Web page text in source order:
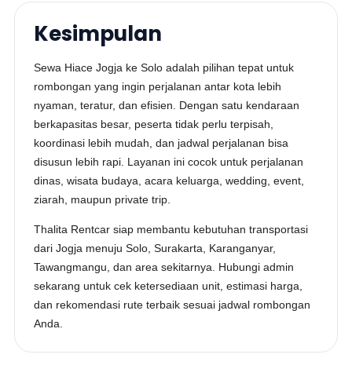
Kesimpulan
Sewa Hiace Jogja ke Solo adalah pilihan tepat untuk
rombongan yang ingin perjalanan antar kota lebih
nyaman, teratur, dan efisien. Dengan satu kendaraan
berkapasitas besar, peserta tidak perlu terpisah,
koordinasi lebih mudah, dan jadwal perjalanan bisa
disusun lebih rapi. Layanan ini cocok untuk perjalanan
dinas, wisata budaya, acara keluarga, wedding, event,
ziarah, maupun private trip.
Thalita Rentcar siap membantu kebutuhan transportasi
dari Jogja menuju Solo, Surakarta, Karanganyar,
Tawangmangu, dan area sekitarnya. Hubungi admin
sekarang untuk cek ketersediaan unit, estimasi harga,
dan rekomendasi rute terbaik sesuai jadwal rombongan
Anda.